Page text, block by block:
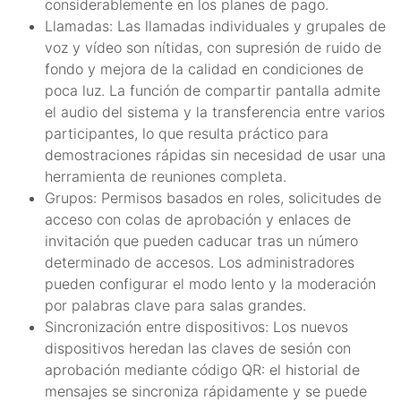
considerablemente en los planes de pago.
Llamadas: Las llamadas individuales y grupales de
voz y vídeo son nítidas, con supresión de ruido de
fondo y mejora de la calidad en condiciones de
poca luz. La función de compartir pantalla admite
el audio del sistema y la transferencia entre varios
participantes, lo que resulta práctico para
demostraciones rápidas sin necesidad de usar una
herramienta de reuniones completa.
Grupos: Permisos basados en roles, solicitudes de
acceso con colas de aprobación y enlaces de
invitación que pueden caducar tras un número
determinado de accesos. Los administradores
pueden configurar el modo lento y la moderación
por palabras clave para salas grandes.
Sincronización entre dispositivos: Los nuevos
dispositivos heredan las claves de sesión con
aprobación mediante código QR: el historial de
mensajes se sincroniza rápidamente y se puede